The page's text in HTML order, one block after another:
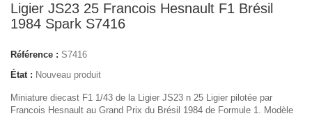
Ligier JS23 25 Francois Hesnault F1 Brésil
1984 Spark S7416
Référence : S7416
État : Nouveau produit
Miniature diecast F1 1/43 de la Ligier JS23 n 25 Ligier pilotée par
Francois Hesnault au Grand Prix du Brésil 1984 de Formule 1. Modèle